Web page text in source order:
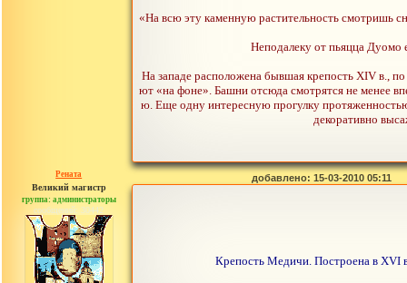
«На всю эту каменную растительность смотришь
Неподалеку от пьяцца Дуомо
На западе расположена бывшая крепость XIV в.,
ют «на фоне». Башни отсюда смотрятся не менее
ю. Еще одну интересную прогулку
декоративно
Рената
Великий магистр
группа: администраторы
сообщений: 30442
добавлено: 15-03-2010 05:11
Крепость Медичи. Построена в XVI